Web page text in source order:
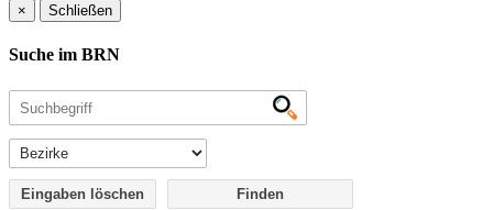
× Schließen
Suche im BRN
Eingaben löschen